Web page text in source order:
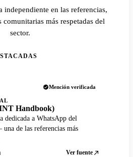
independiente en las referencias,
más respetadas del
sector.
Mención verificada
Handbook)
dedicada a WhatsApp del
de las referencias más
Ver fuente